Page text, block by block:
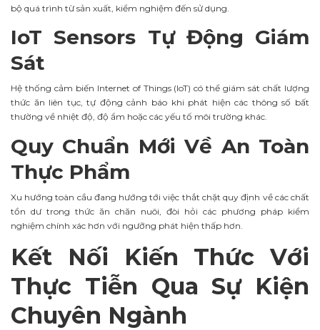
bộ quá trình từ sản xuất, kiểm nghiệm đến sử dụng.
IoT Sensors Tự Động Giám
Sát
Hệ thống cảm biến Internet of Things (IoT) có thể giám sát chất lượng
thức ăn liên tục, tự động cảnh báo khi phát hiện các thông số bất
thường về nhiệt độ, độ ẩm hoặc các yếu tố môi trường khác.
Quy Chuẩn Mới Về An Toàn
Thực Phẩm
Xu hướng toàn cầu đang hướng tới việc thắt chặt quy định về các chất
tồn dư trong thức ăn chăn nuôi, đòi hỏi các phương pháp kiểm
nghiệm chính xác hơn với ngưỡng phát hiện thấp hơn.
Kết Nối Kiến Thức Với
Thực Tiễn Qua Sự Kiện
Chuyên Ngành